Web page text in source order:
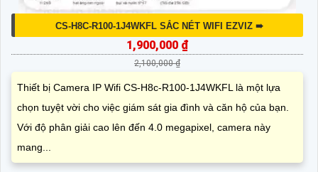
CS-H8C-R100-1J4WKFL SẮC NÉT WIFI EZVIZ ➠
1,900,000 ₫
2,100,000 ₫
Thiết bị Camera IP Wifi CS-H8c-R100-1J4WKFL là một lựa
chọn tuyệt vời cho việc giám sát gia đình và căn hộ của bạn.
Với độ phân giải cao lên đến 4.0 megapixel, camera này
mang...